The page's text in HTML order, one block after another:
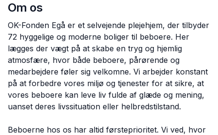
Om os
OK-Fonden Egå er et selvejende plejehjem, der tilbyder
72 hyggelige og moderne boliger til beboere. Her
lægges der vægt på at skabe en tryg og hjemlig
atmosfære, hvor både beboere, pårørende og
medarbejdere føler sig velkomne. Vi arbejder konstant
på at forbedre vores miljø og tjenester for at sikre, at
vores beboere kan leve liv fulde af glæde og mening,
uanset deres livssituation eller helbredstilstand.
Beboerne hos os har altid førsteprioritet. Vi ved, hvor